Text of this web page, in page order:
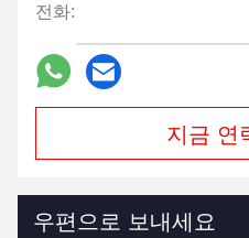
전화:
지금 연
우편으로 보내세요